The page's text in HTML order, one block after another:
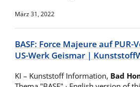
März 31, 2022
BASF: Force Majeure auf
US-Werk Geismar |
KI – Kunststoff Information, Bad